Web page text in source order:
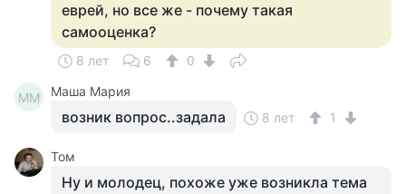
еврей, но все же - почему такая
самооценка?
8 лет 6 0
ММ Маша Мария
возник вопрос..задала 8 лет 1
Том
Ну и молодец, похоже уже возникла тема